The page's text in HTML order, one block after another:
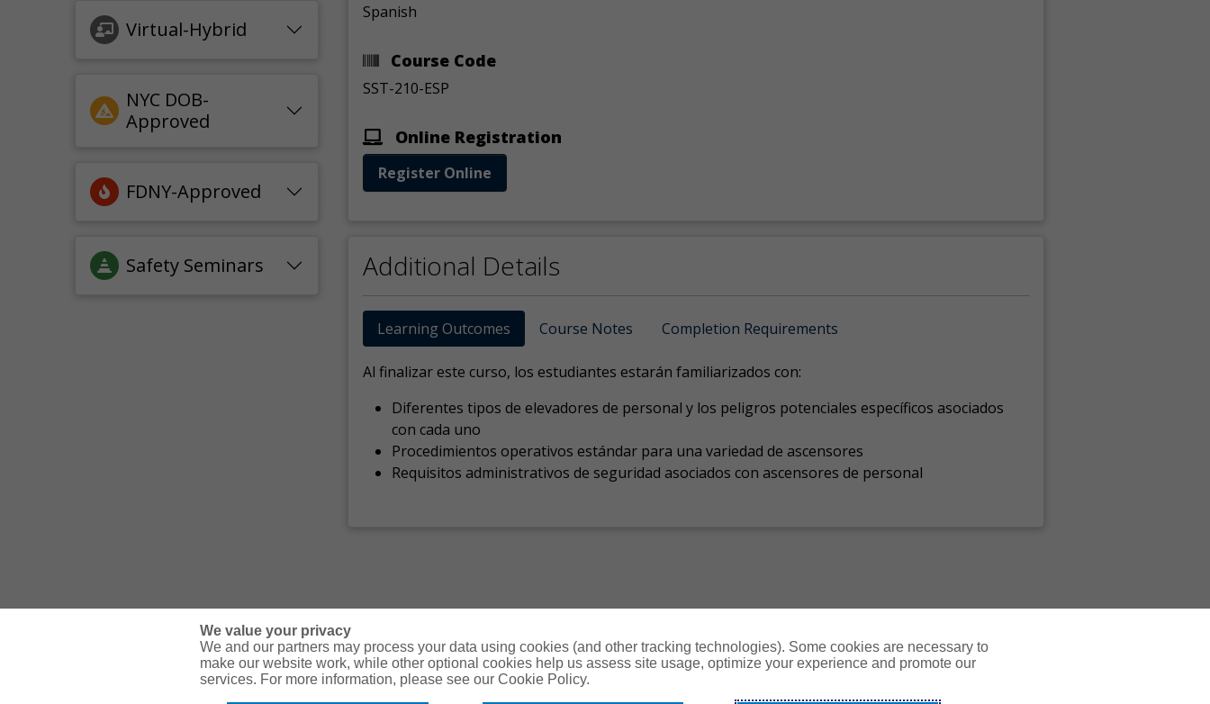
Virtual-Hybrid
NYC DOB-
Approved
FDNY-Approved
Safety Seminars
Spanish
Course Code
SST-210-ESP
Online Registration
Register Online
Additional Details
Learning Outcomes Course Notes Completion Requirements
Al finalizar este curso, los estudiantes estarán familiarizados con:
Diferentes tipos de elevadores de personal y los peligros potenciales específicos asociados
con cada uno
Procedimientos operativos estándar para una variedad de ascensores
Requisitos administrativos de seguridad asociados con ascensores de personal
Courses
We value your privacy
We and our partners may process your data using cookies (and other tracking technologies). Some cookies are necessary to
make our website work, while other optional cookies help us assess site usage, optimize your experience and promote our
services. For more information, please see our Cookie Policy.